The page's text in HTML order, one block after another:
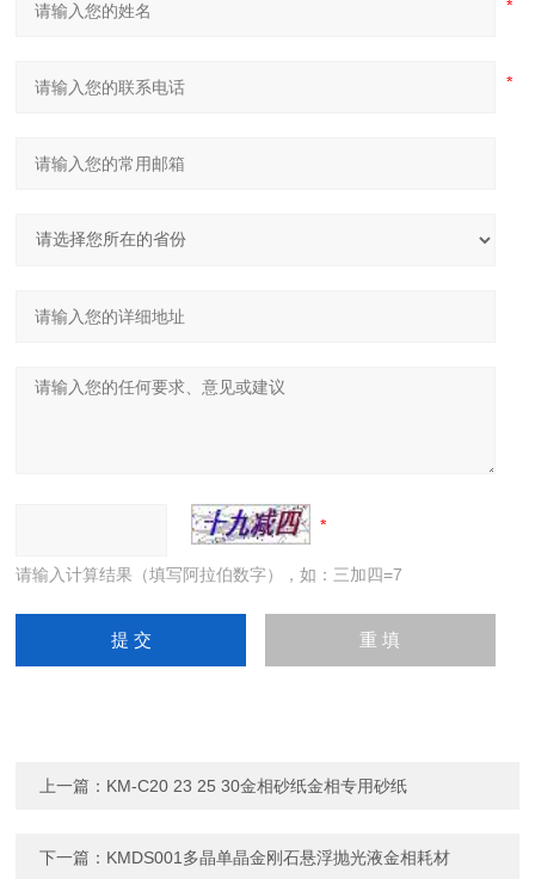
请输入计算结果（填写阿拉伯数字），如：三加四=7
上一篇： KM-C20 23 25 30金相砂纸金相专用砂纸
下一篇： KMDS001多晶单晶金刚石悬浮抛光液金相耗材